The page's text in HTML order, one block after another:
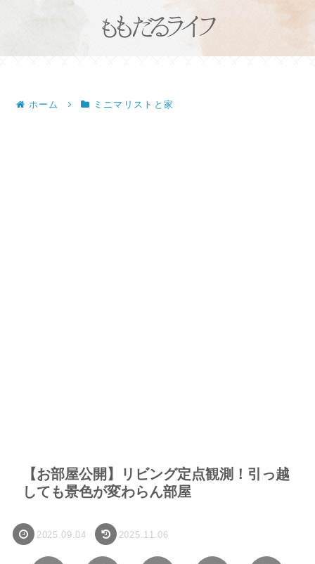
ホーム ミニマリストと家
【お部屋公開】リビング定点観測！引っ越
しても景色が変わらん部屋
2025.09.04 2025.11.06